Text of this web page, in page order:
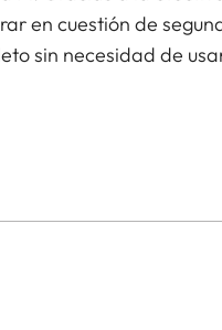
en cuestión de
sin necesidad de
para permitir así